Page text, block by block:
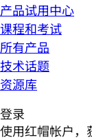
产品试用中心
课程和考试
所有产品
技术话题
资源库
登录
使用红帽帐户，